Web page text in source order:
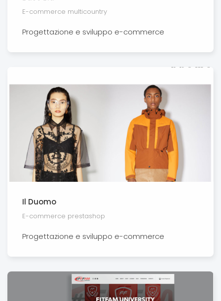
E-commerce multicountry
Progettazione e sviluppo e-commerce
Il Duomo
E-commerce prestashop
Progettazione e sviluppo e-commerce